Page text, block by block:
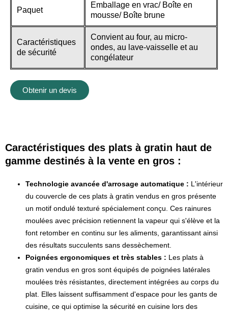
Paquet
Emballage en vrac/ Boîte en
mousse/ Boîte brune
Caractéristiques
de sécurité
Convient au four, au micro-
ondes, au lave-vaisselle et au
congélateur
Obtenir un devis
Caractéristiques des plats à gratin haut de
gamme destinés à la vente en gros :
Technologie avancée d'arrosage automatique : L'intérieur
du couvercle de ces plats à gratin vendus en gros présente
un motif ondulé texturé spécialement conçu. Ces rainures
moulées avec précision retiennent la vapeur qui s'élève et la
font retomber en continu sur les aliments, garantissant ainsi
des résultats succulents sans dessèchement.
Poignées ergonomiques et très stables : Les plats à
gratin vendus en gros sont équipés de poignées latérales
moulées très résistantes, directement intégrées au corps du
plat. Elles laissent suffisamment d'espace pour les gants de
cuisine, ce qui optimise la sécurité en cuisine lors des